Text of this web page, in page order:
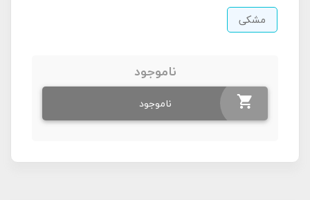
مشکی
ناموجود
ناموجود